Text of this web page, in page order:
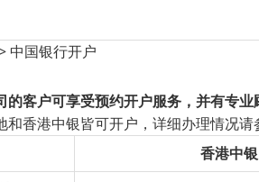
中国银行开户
的客户可享受预约开户服务，并有专
和香港中银皆可开户，详细办理情况请
香港中银